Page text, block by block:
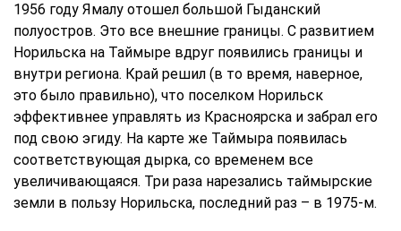
1956 году Ямалу отошел большой Гыданский
полуостров. Это все внешние границы. С развитием
Норильска на Таймыре вдруг появились границы и
внутри региона. Край решил (в то время, наверное,
это было правильно), что поселком Норильск
эффективнее управлять из Красноярска и забрал его
под свою эгиду. На карте же Таймыра появилась
соответствующая дырка, со временем все
увеличивающаяся. Три раза нарезались таймырские
земли в пользу Норильска, последний раз – в 1975-м.